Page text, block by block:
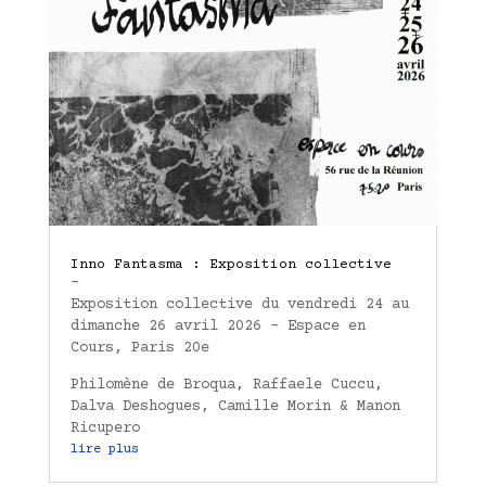
Inno Fantasma : Exposition collective
–
Exposition collective du vendredi 24 au
dimanche 26 avril 2026 – Espace en
Cours, Paris 20e
Philomène de Broqua, Raffaele Cuccu,
Dalva Deshogues, Camille Morin & Manon
Ricupero
lire plus